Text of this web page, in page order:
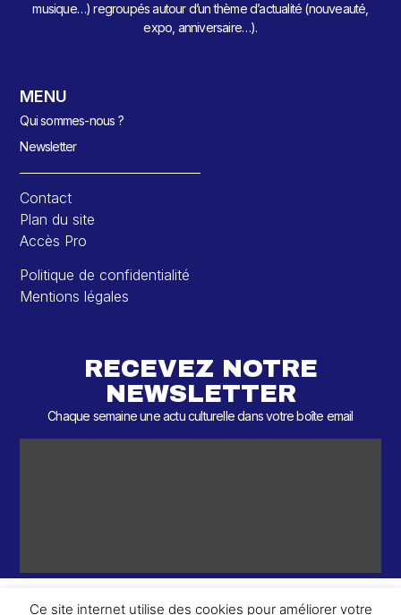
musique…) regroupés autour d’un thème d’actualité (nouveauté,
expo, anniversaire…).
MENU
Qui sommes-nous ?
Newsletter
Contact
Plan du site
Accès Pro
Politique de confidentialité
Mentions légales
RECEVEZ NOTRE
NEWSLETTER
Chaque semaine une actu culturelle dans votre boîte email
Ce site internet utilise des cookies pour améliorer votre